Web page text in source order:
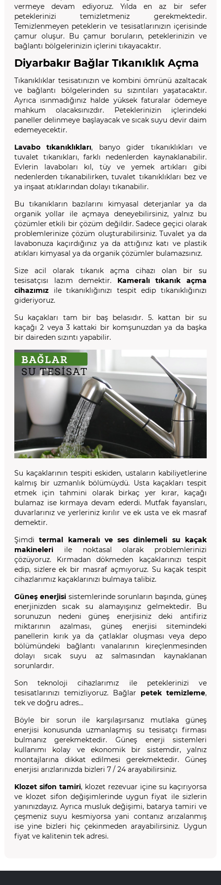
vermeye devam ediyoruz. Yılda en az bir sefer
peteklerinizi temizletmeniz gerekmektedir.
Temizlenmeyen peteklerin ve tesisatlarınızın içerisinde
çamur oluşur. Bu çamur boruların, peteklerinizin ve
bağlantı bölgelerinizin içlerini tıkayacaktır.
Diyarbakır Bağlar Tıkanıklık Açma
Tıkanıklıklar tesisatınızın ve kombini ömrünü azaltacak
ve bağlantı bölgelerinden su sızıntıları yaşatacaktır.
Ayrıca ısınmadığınız halde yüksek faturalar ödemeye
mahkum olacaksınızdır. Peteklerinizin içlerindeki
paneller delinmeye başlayacak ve sıcak suyu devir daim
edemeyecektir.
Lavabo tıkanıklıkları, banyo gider tıkanıklıkları ve
tuvalet tıkanıkları, farklı nedenlerden kaynaklanabilir.
Evlerin lavaboları kıl, tüy ve yemek artıkları gibi
nedenlerden tıkanabilirken, tuvalet tıkanıklıkları bez ve
ya inşaat atıklarından dolayı tıkanabilir.
Bu tıkanıkların bazılarını kimyasal deterjanlar ya da
organik yollar ile açmaya deneyebilirsiniz, yalnız bu
çözümler etkili bir çözüm değildir. Sadece geçici olarak
problemlerinize çözüm oluşturabilirsiniz. Tuvalet ya da
lavabonuza kaçırdığınız ya da attığınız katı ve plastik
atıkları kimyasal ya da organik çözümler bulamazsınız.
Size acil olarak tıkanık açma cihazı olan bir su
tesisatçısı lazım demektir. Kameralı tıkanık açma
cihazımızile tıkanıklığınızı tespit edip tıkanıklığınızı
gideriyoruz.
Su kaçakları tam bir baş belasıdır. 5. kattan bir su
kaçağı 2 veya 3 kattaki bir komşunuzdan ya da başka
bir daireden sızıntı yapabilir.
Su kaçaklarının tespiti eskiden, ustaların kabiliyetlerine
kalmış bir uzmanlık bölümüydü. Usta kaçakları tespit
etmek için tahmini olarak birkaç yer kırar, kaçağı
bulamaz ise kırmaya devam ederdi. Mutfak fayansları,
duvarlarınız ve yerleriniz kırılır ve ek usta ve ek masraf
demektir.
Şimditermal kameralı ve ses dinlemeli su kaçak
makineleri ile noktasal olarak problemlerinizi
çözüyoruz. Kırmadan dökmeden kaçaklarınızı tespit
edip, sizlere ek bir masraf açmıyoruz. Su kaçak tespit
cihazlarımız kaçaklarınızı bulmaya talibiz.
Güneş enerjisisistemlerinde sorunların başında, güneş
enerjinizden sıcak su alamayışınız gelmektedir. Bu
sorunuzun nedeni güneş enerjisiniz deki antifiriz
miktarının azalması, güneş enerjisi sitemindeki
panellerin kırık ya da çatlaklar oluşması veya depo
bölümündeki bağlantı vanalarının kireçlenmesinden
dolayı sıcak suyu az salmasından kaynaklanan
sorunlardır.
Son teknoloji cihazlarımız ile peteklerinizi ve
tesisatlarınızı temizliyoruz. Bağlar petek temizleme,
tek ve doğru adres...
Böyle bir sorun ile karşılaşırsanız mutlaka güneş
enerjisi konusunda uzmanlaşmış su tesisatçı firması
bulmanız gerekmektedir. Güneş enerji sistemleri
kullanımı kolay ve ekonomik bir sistemdir, yalnız
montajlarına dikkat edilmesi gerekmektedir. Güneş
enerjisi arızlarınızda bizleri 7 / 24 arayabilirsiniz.
Klozet sifon tamiri, klozet rezevuar içine su kaçırıyorsa
ve klozet sifon değişimlerinde uygun fiyat ile sizlerin
yanınızdayız. Ayrıca musluk değişimi, batarya tamiri ve
çeşmeniz suyu kesmiyorsa yani contanız arızalanmış
ise yine bizleri hiç çekinmeden arayabilirsiniz. Uygun
fiyat ve kalitenin tek adresi.